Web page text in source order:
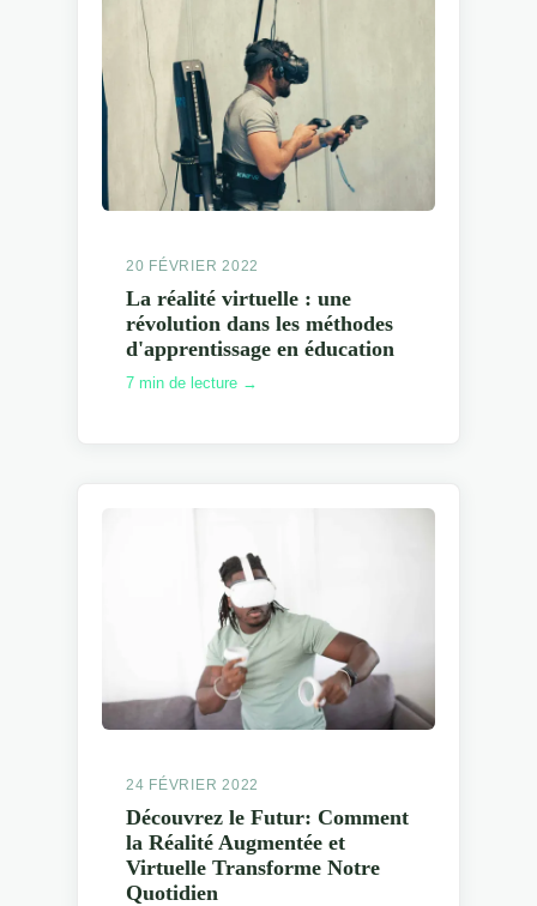
20 FÉVRIER 2022
La réalité virtuelle : une
révolution dans les méthodes
d'apprentissage en éducation
7 min de lecture →
24 FÉVRIER 2022
Découvrez le Futur: Comment
la Réalité Augmentée et
Virtuelle Transforme Notre
Quotidien